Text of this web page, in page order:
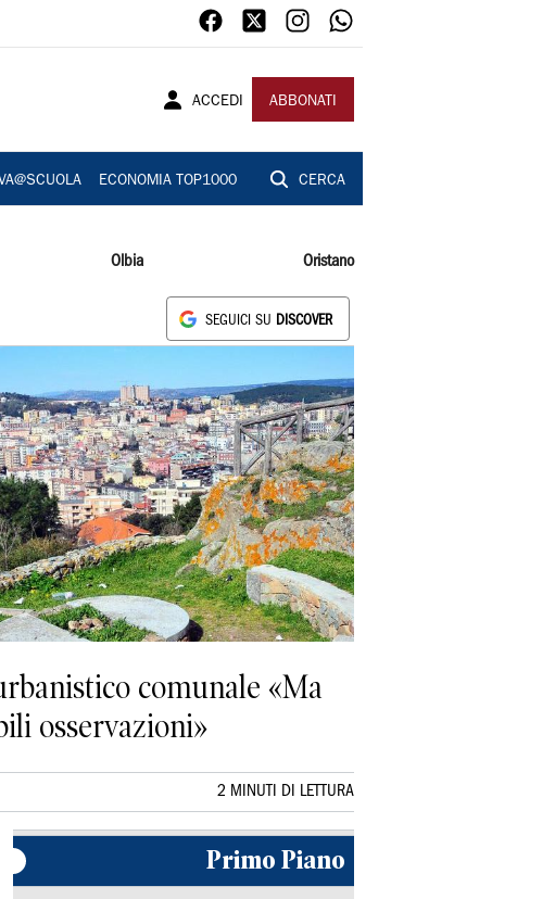
ACCEDI ABBONATI
ECONOMIA TOP1000 CERCA
Olbia Oristano
SEGUICI SU DISCOVER
comunale «Ma
osservazioni»
2 MINUTI DI LETTURA
Primo Piano